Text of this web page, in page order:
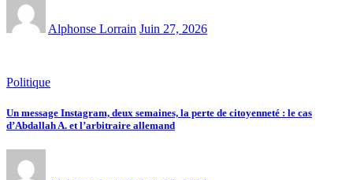
Alphonse Lorrain Juin 27, 2026
Politique
Un message Instagram, deux semaines, la perte de citoyenneté : le cas
d’Abdallah A. et l’arbitraire allemand